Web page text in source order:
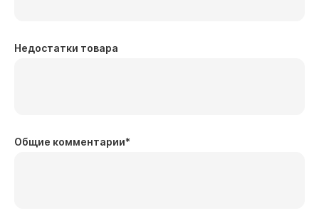
Недостатки товара
Общие комментарии*